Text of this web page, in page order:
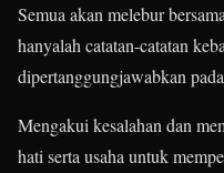
Semua akan melebur
hanyalah catatan-catatan
dipertanggungjawabkan
Mengakui kesalahan dan
hati serta usaha untuk